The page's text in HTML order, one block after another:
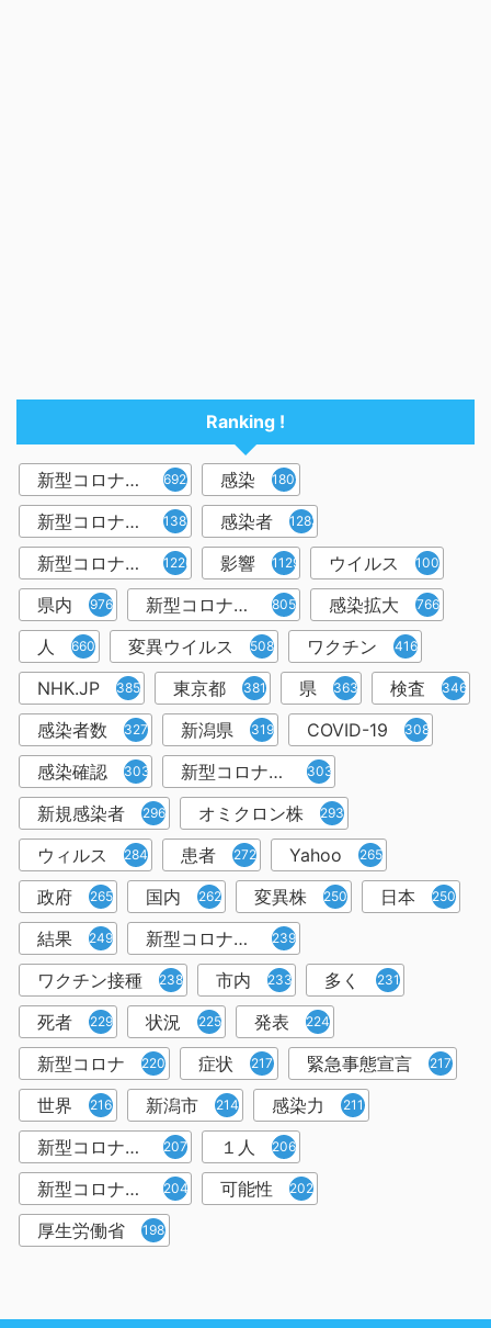
Ranking !
新型コロナウイルス 6921 感染 1809
新型コロナウィルス 1382 感染者 1283
新型コロナウイルス感染症 1226 影響 1129 ウイルス 1001
県内 976 新型コロナウイルス感染 805 感染拡大 766
人 660 変異ウイルス 508 ワクチン 416
NHK.JP 385 東京都 381 県 363 検査 346
感染者数 327 新潟県 319 COVID-19 308
感染確認 303 新型コロナウィルス感染症 303
新規感染者 296 オミクロン株 293
ウィルス 284 患者 272 Yahoo 265
政府 265 国内 262 変異株 250 日本 250
結果 249 新型コロナウイルスワクチン 239
ワクチン接種 238 市内 233 多く 231
死者 229 状況 225 発表 224
新型コロナ 220 症状 217 緊急事態宣言 217
世界 216 新潟市 214 感染力 211
新型コロナウイルス感染者 207 １人 206
新型コロナウイルス対策 204 可能性 202
厚生労働省 198